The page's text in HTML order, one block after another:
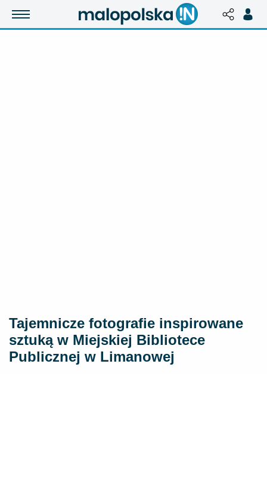
Tajemnicze fotografie inspirowane
sztuką w Miejskiej Bibliotece
Publicznej w Limanowej